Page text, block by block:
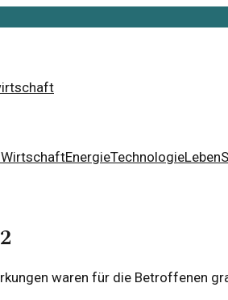
WirtschaftEnergieTechnologieLeben
waren für die Betroffenen